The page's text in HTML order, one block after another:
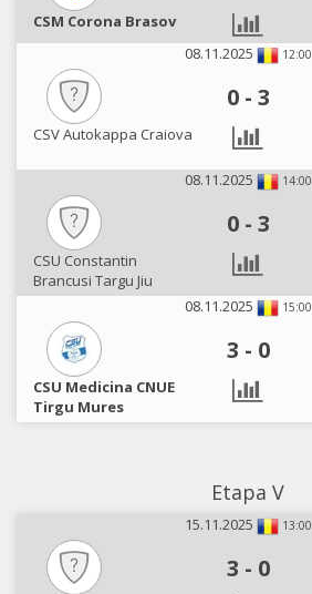
CSM Corona Brasov
08.11.2025
12:00
0 - 3
CSV Autokappa Craiova
08.11.2025
14:00
0 - 3
CSU Constantin
Brancusi Targu Jiu
08.11.2025 15:00
3 - 0
CSU Medicina CNUE
Tirgu Mures
Etapa V
15.11.2025 13:00
3 - 0